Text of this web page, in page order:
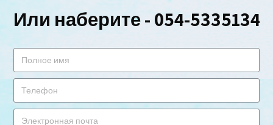
Или наберите - 054-5335134